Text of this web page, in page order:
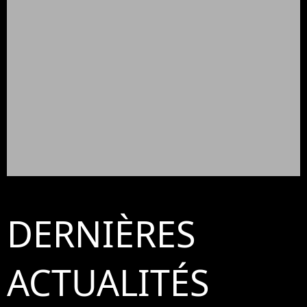
DERNIÈRES
ACTUALITÉS